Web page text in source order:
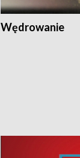
Wędrowanie